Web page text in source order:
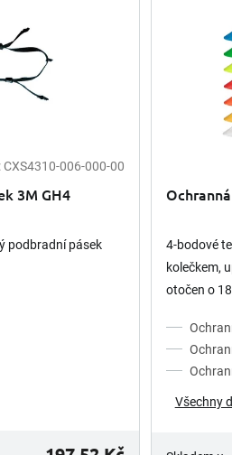
CXS4310-006-000-00
3M GH4
podbradní pásek
4-bodové
kolečkem,
otočen o
Všechny